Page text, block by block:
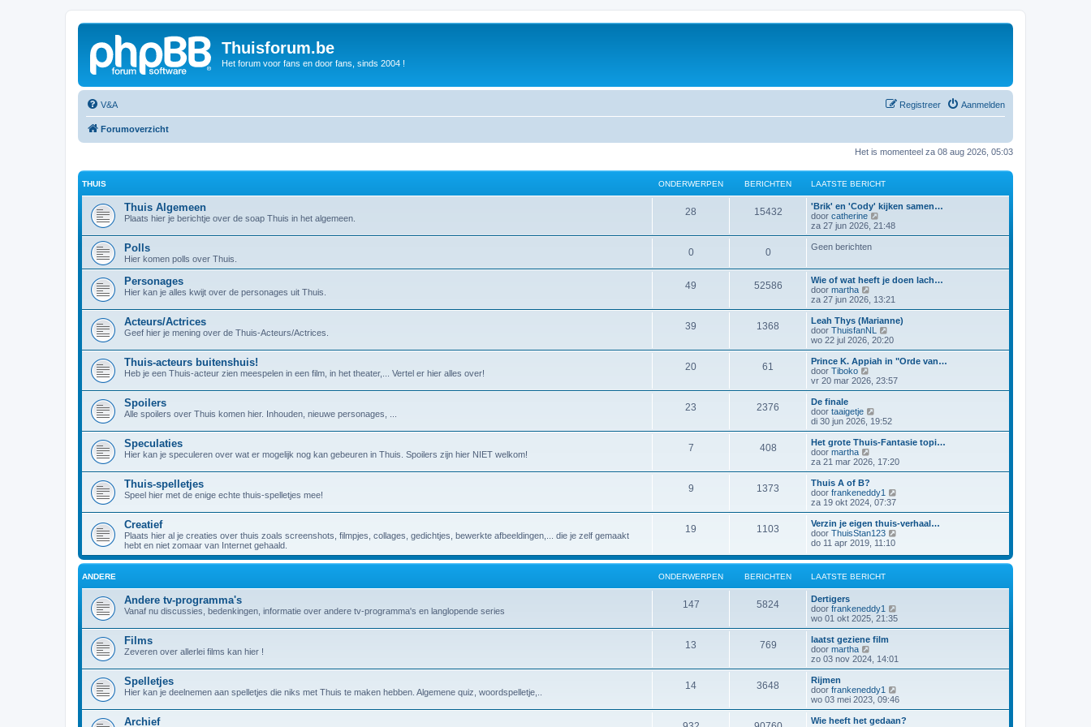
Thuisforum.be
Het forum voor fans en door fans, sinds 2004 !
V&A Aanmelden
Registreer
Forumoverzicht
Het is momenteel za 08 aug 2026, 05:03
THUIS ONDERWERPEN BERICHTEN LAATSTE BERICHT
Thuis Algemeen
Plaats hier je berichtje over de soap Thuis in het algemeen.
28 15432
'Brik' en 'Cody' kijken samen…
door catherine
e
k
l
a
t
s
t
e
b
e
r
c
h
za 27 jun 2026, 21:48
Polls
Hier komen polls over Thuis.
0 0 Geen berichten
Personages
Hier kan je alles kwijt over de personages uit Thuis.
49 52586
Wie of wat heeft je doen lach…
door martha
e
k
i
j
k
a
a
t
s
b
e
r
i
h
t
za 27 jun 2026, 13:21
Acteurs/Actrices
Geef hier je mening over de Thuis-Acteurs/Actrices.
39 1368
Leah Thys (Marianne)
door ThuisfanNL
e
k
i
k
t
s
e
e
r
c
h
t
wo 22 jul 2026, 20:20
Thuis-acteurs buitenshuis!
Heb je een Thuis-acteur zien meespelen in een film, in het theater,... Vertel er hier alles over!
20 61
Prince K. Appiah in "Orde van…
door Tiboko
e
k
j
k
a
a
t
s
b
e
r
i
c
h
t
vr 20 mar 2026, 23:57
Spoilers
Alle spoilers over Thuis komen hier. Inhouden, nieuwe personages, ...
23 2376
De finale
door taaigetje
e
k
i
k
a
t
s
e
b
e
r
i
c
di 30 jun 2026, 19:52
Speculaties
Hier kan je speculeren over wat er mogelijk nog kan gebeuren in Thuis. Spoilers zijn hier NIET welkom!
7 408
Het grote Thuis-Fantasie topi…
door martha
e
k
j
k
l
a
t
s
t
e
b
e
i
c
h
t
za 21 mar 2026, 17:20
Thuis-spelletjes
Speel hier met de enige echte thuis-spelletjes mee!
9 1373
Thuis A of B?
door frankeneddy1
k
a
s
b
e
h
za 19 okt 2024, 07:37
Creatief
Plaats hier al je creaties over thuis zoals screenshots, filmpjes, collages, gedichtjes, bewerkte afbeeldingen,... die je zelf gemaakt
hebt en niet zomaar van Internet gehaald.
19 1103
Verzin je eigen thuis-verhaal…
door ThuisStan123
i
l
t
s
e
c
h
t
do 11 apr 2019, 11:10
ANDERE ONDERWERPEN BERICHTEN LAATSTE BERICHT
Andere tv-programma's
Vanaf nu discussies, bedenkingen, informatie over andere tv-programma's en langlopende series
147 5824
Dertigers
door frankeneddy1
e
k
t
s
e
wo 01 okt 2025, 21:35
Films
Zeveren over allerlei films kan hier !
13 769
laatst geziene film
door martha
e
k
j
k
zo 03 nov 2024, 14:01
Spelletjes
Hier kan je deelnemen aan spelletjes die niks met Thuis te maken hebben. Algemene quiz, woordspelletje,..
14 3648
Rijmen
door frankeneddy1
e
k
i
wo 03 mei 2023, 09:46
Archief
Wie heeft het gedaan?